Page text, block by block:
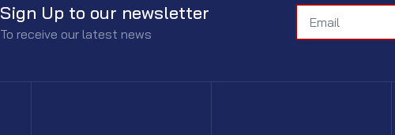
Sign Up to our newsletter
To receive our latest news